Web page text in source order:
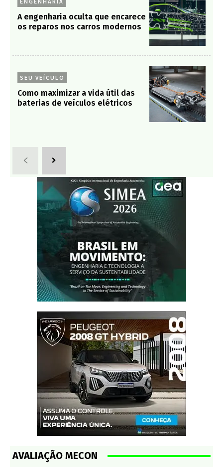
A engenharia oculta que encarece
os reparos nos carros modernos
SEU VEÍCULO
Como maximizar a vida útil das
baterias de veículos elétricos
AVALIAÇÃO MECON